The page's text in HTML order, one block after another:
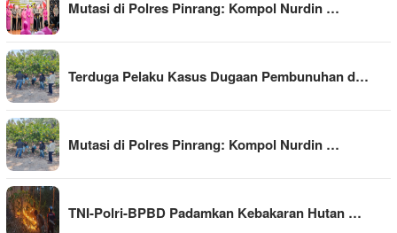
Mutasi di Polres Pinrang: Kompol Nurdin …
Terduga Pelaku Kasus Dugaan Pembunuhan d…
Mutasi di Polres Pinrang: Kompol Nurdin …
TNI-Polri-BPBD Padamkan Kebakaran Hutan …